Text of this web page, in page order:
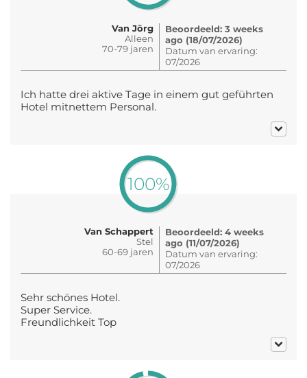
Van Jörg
Alleen
70-79 jaren
Beoordeeld: 3 weeks
ago (18/07/2026)
Datum van ervaring:
07/2026
Ich hatte drei aktive Tage in einem gut geführten
Hotel mitnettem Personal.
100%
Van Schappert
Stel
60-69 jaren
Beoordeeld: 4 weeks
ago (11/07/2026)
Datum van ervaring:
07/2026
Sehr schönes Hotel.
Super Service.
Freundlichkeit Top